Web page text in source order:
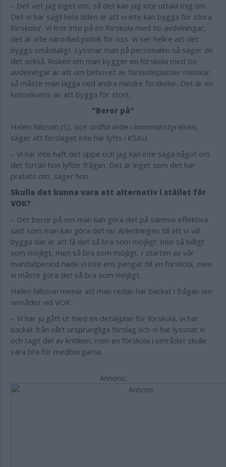
– Det vet jag inget om, så det kan jag inte uttala mig om.
Det vi har sagt hela tiden är att vi inte kan bygga för stora
förskolor. Vi tror inte på en förskola med tio avdelningar,
det är inte närodlad politik för oss. Vi ser hellre att det
byggs småskaligt. Lyssnar man på personalen så säger de
det också. Risken om man bygger en förskola med tio
avdelningar är att om behovet av förskoleplatser minskar,
så måste man lägga ned andra mindre förskolor. Det är en
konsekvens av att bygga för stort.
"Beror på"
Helen Nilsson (S), vice ordförande i kommunstyrelsen,
säger att förslaget inte har lyfts i KSAU.
– Vi har inte haft det uppe och jag kan inte säga något om
det förrän hon lyfter frågan. Det är inget som det har
pratats om, säger hon.
Skulle det kunna vara ett alternativ i stället för
VOK?
– Det beror på om man kan göra det på samma effektiva
sätt som man kan göra det nu. Anledningen till att vi vill
bygga där är att få det så bra som möjligt. Inte så billigt
som möjligt, men så bra som möjligt. I starten av vår
mandatperiod hade vi inte ens pengar till en förskola, men
vi måste göra det så bra som möjligt.
Helen Nilsson menar att man redan har backat i frågan om
området vid VOK.
– Vi har ju gått ut med en detaljplan för förskola, vi har
backat från vårt ursprungliga förslag och vi har lyssnat in
och tagit del av kritiken, men en förskola i området skulle
vara bra för medborgarna.
Annons: